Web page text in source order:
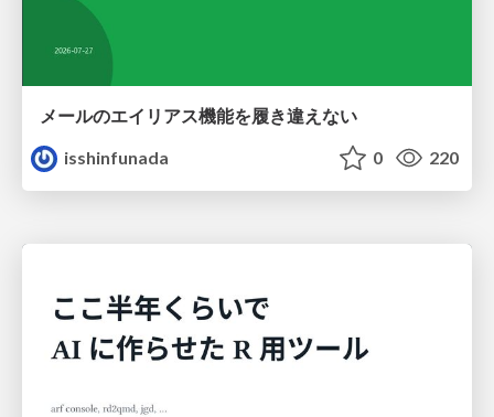
メールのエイリアス機能を履き違えない
isshinfunada
0 220